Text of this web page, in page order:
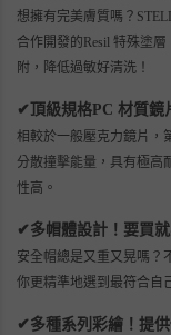
想擁有完美膚質嗎？
合作開發的Resil 特殊塗
附，降低過敏好清洗！
✔頂級規格PC 材質鏡
相較於一般壓克力鏡片，
分散撞擊能量，具有極高
性高。
✔多帽體設計！要買
安全帽總是又重又 晃嗎？
你更精準地選到最符合自
✔多種系列彩繪！提